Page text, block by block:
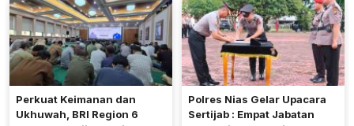
Perkuat Keimanan dan
Ukhuwah, BRI Region 6
Polres Nias Gelar Upacara
Sertijab : Empat Jabatan